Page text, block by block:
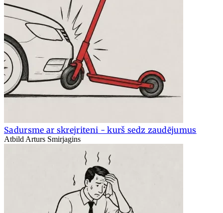
Sadursme ar skrejriteni - kurš sedz zaudējumus
Atbild Arturs Smirjagins